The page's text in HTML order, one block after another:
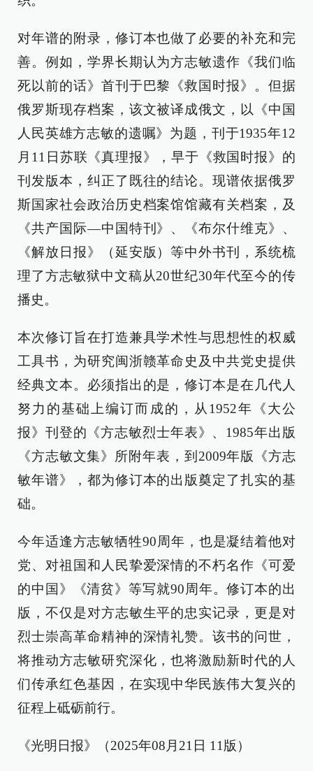
对年谱的附录，修订本也做了必要的补充和完
善。例如，学界长期认为方志敏遗作《我们临
死以前的话》首刊于巴黎《救国时报》。但据
俄罗斯现存档案，该文被译成俄文，以《中国
人民英雄方志敏的遗嘱》为题，刊于1935年12
月11日苏联《真理报》，早于《救国时报》的
刊发版本，纠正了既往的结论。现谱依据俄罗
斯国家社会政治历史档案馆馆藏有关档案，及
《共产国际—中国特刊》、《布尔什维克》、
《解放日报》（延安版）等中外书刊，系统梳
理了方志敏狱中文稿从20世纪30年代至今的传
播史。
本次修订旨在打造兼具学术性与思想性的权威
工具书，为研究闽浙赣革命史及中共党史提供
经典文本。必须指出的是，修订本是在几代人
努力的基础上编订而成的，从1952年《大公
报》刊登的《方志敏烈士年表》、1985年出版
《方志敏文集》所附年表，到2009年版《方志
敏年谱》，都为修订本的出版奠定了扎实的基
础。
今年适逢方志敏牺牲90周年，也是凝结着他对
党、对祖国和人民挚爱深情的不朽名作《可爱
的中国》《清贫》等写就90周年。修订本的出
版，不仅是对方志敏生平的忠实记录，更是对
烈士崇高革命精神的深情礼赞。该书的问世，
将推动方志敏研究深化，也将激励新时代的人
们传承红色基因，在实现中华民族伟大复兴的
征程上砥砺前行。
《光明日报》（2025年08月21日 11版）